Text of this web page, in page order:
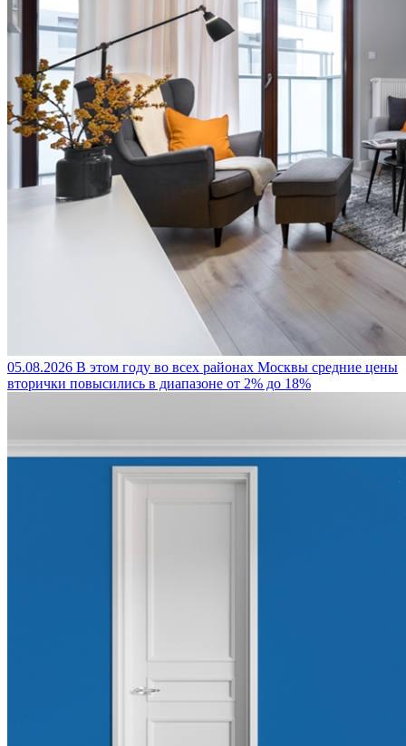
05.08.2026 В этом году во всех районах Москвы средние цены
вторички повысились в диапазоне от 2% до 18%